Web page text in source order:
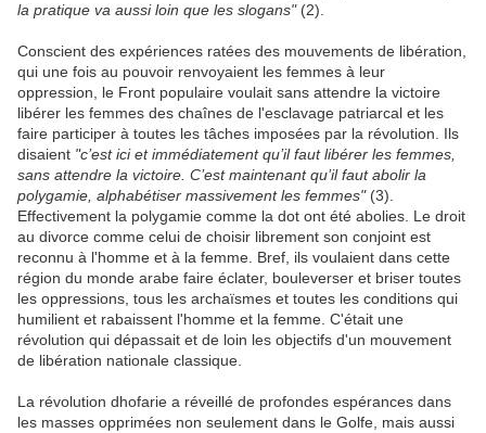
la pratique va aussi loin que les slogans" (2).
Conscient des expériences ratées des mouvements de libération,
qui une fois au pouvoir renvoyaient les femmes à leur
oppression, le Front populaire voulait sans attendre la victoire
libérer les femmes des chaînes de l'esclavage patriarcal et les
faire participer à toutes les tâches imposées par la révolution. Ils
disaient "c’est ici et immédiatement qu’il faut libérer les femmes,
sans attendre la victoire. C’est maintenant qu’il faut abolir la
polygamie, alphabétiser massivement les femmes" (3).
Effectivement la polygamie comme la dot ont été abolies. Le droit
au divorce comme celui de choisir librement son conjoint est
reconnu à l'homme et à la femme. Bref, ils voulaient dans cette
région du monde arabe faire éclater, bouleverser et briser toutes
les oppressions, tous les archaïsmes et toutes les conditions qui
humilient et rabaissent l'homme et la femme. C'était une
révolution qui dépassait et de loin les objectifs d'un mouvement
de libération nationale classique.
La révolution dhofarie a réveillé de profondes espérances dans
les masses opprimées non seulement dans le Golfe, mais aussi